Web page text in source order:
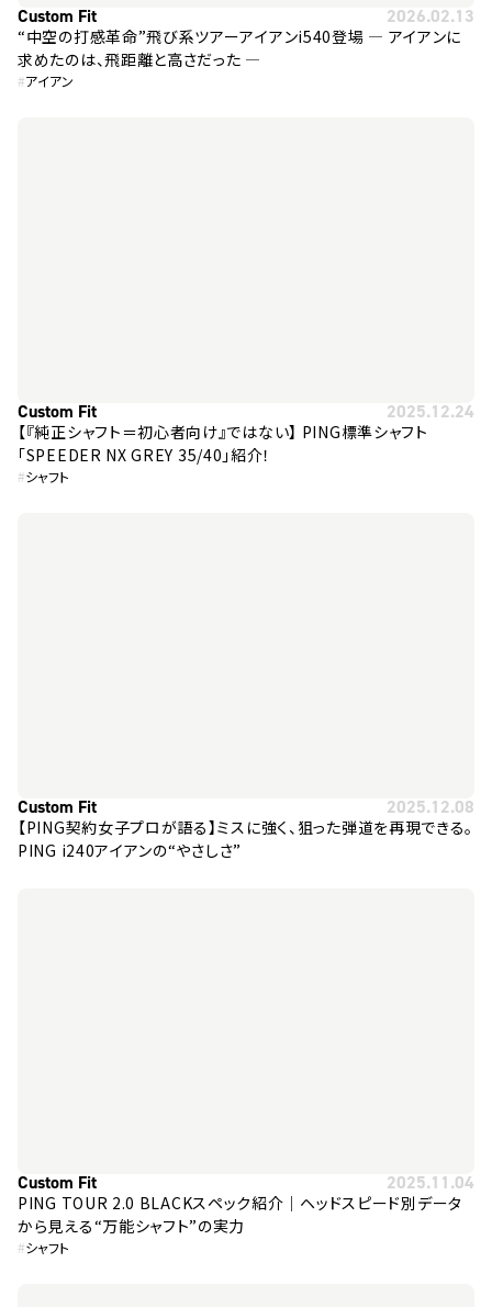
Custom Fit 2026.02.13
“中空の打感革命”飛び系ツアーアイアンi540登場 ― アイアンに
求めたのは、飛距離と高さだった ―
#アイアン
Custom Fit 2025.12.24
【『純正シャフト＝初心者向け』ではない】 PING標準シャフト
「SPEEDER NX GREY 35/40」紹介！
#シャフト
Custom Fit 2025.12.08
【PING契約女子プロが語る】ミスに強く、狙った弾道を再現できる。
PING i240アイアンの“やさしさ”
Custom Fit 2025.11.04
PING TOUR 2.0 BLACKスペック紹介｜ヘッドスピード別データ
から見える“万能シャフト”の実力
#シャフト